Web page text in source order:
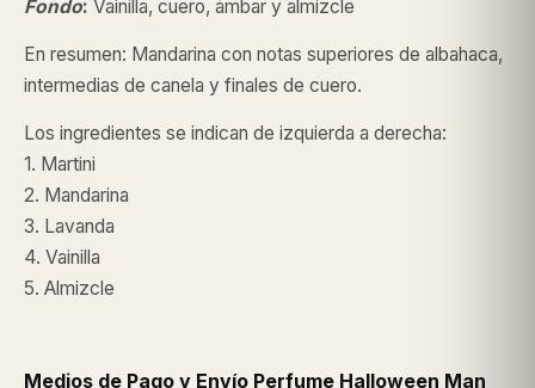
Fondo: Vainilla, cuero, ámbar y almizcle
En resumen: Mandarina con notas superiores de albahaca,
intermedias de canela y finales de cuero.
Los ingredientes se indican de izquierda a derecha:
1. Martini
2. Mandarina
3. Lavanda
4. Vainilla
5. Almizcle
Medios de Pago y Envío Perfume Halloween Man